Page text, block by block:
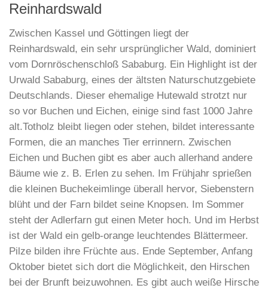
Reinhardswald
Zwischen Kassel und Göttingen liegt der
Reinhardswald, ein sehr ursprünglicher Wald, dominiert
vom Dornröschenschloß Sababurg. Ein Highlight ist der
Urwald Sababurg, eines der ältsten Naturschutzgebiete
Deutschlands. Dieser ehemalige Hutewald strotzt nur
so vor Buchen und Eichen, einige sind fast 1000 Jahre
alt.Totholz bleibt liegen oder stehen, bildet interessante
Formen, die an manches Tier errinnern. Zwischen
Eichen und Buchen gibt es aber auch allerhand andere
Bäume wie z. B. Erlen zu sehen. Im Frühjahr sprießen
die kleinen Buchekeimlinge überall hervor, Siebenstern
blüht und der Farn bildet seine Knopsen. Im Sommer
steht der Adlerfarn gut einen Meter hoch. Und im Herbst
ist der Wald ein gelb-orange leuchtendes Blättermeer.
Pilze bilden ihre Früchte aus. Ende September, Anfang
Oktober bietet sich dort die Möglichkeit, den Hirschen
bei der Brunft beizuwohnen. Es gibt auch weiße Hirsche